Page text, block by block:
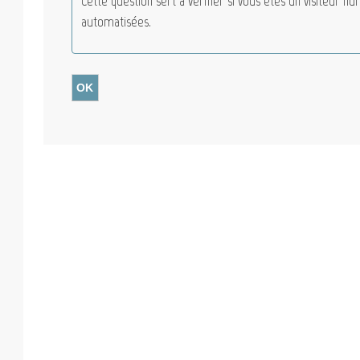
automatisées.